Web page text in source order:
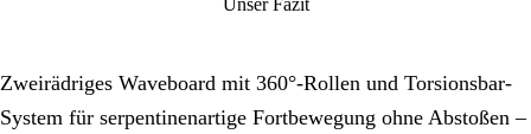
Unser Fazit
Zweirädriges Waveboard mit 360°-Rollen und Torsionsbar-
System für serpentinenartige Fortbewegung ohne Abstoßen –